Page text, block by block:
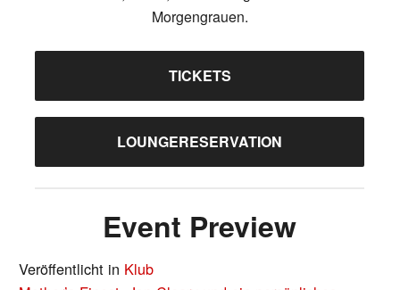
Morgengrauen.
TICKETS
LOUNGERESERVATION
Event Preview
Veröffentlicht in Klub